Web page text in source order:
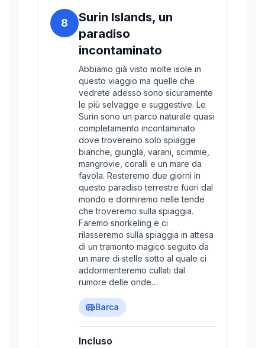
8
Surin Islands, un
paradiso
incontaminato
Abbiamo già visto molte isole in
questo viaggio ma quelle che
vedrete adesso sono sicuramente
le più selvagge e suggestive. Le
Surin sono un parco naturale quasi
completamento incontaminato
dove troveremo solo spiagge
bianche, giungla, varani, scimmie,
mangrovie, coralli e un mare da
favola. Resteremo due giorni in
questo paradiso terrestre fuori dal
mondo e dormiremo nelle tende
che troveremo sulla spiaggia.
Faremo snorkeling e ci
rilasseremo sulla spiaggia in attesa
di un tramonto magico seguito da
un mare di stelle sotto al quale ci
addormenteremo cullati dal
rumore delle onde…
Barca
Incluso